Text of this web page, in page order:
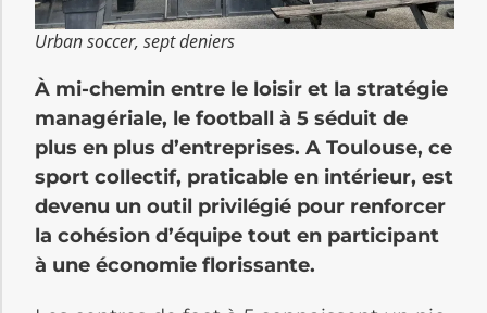
Urban soccer, sept deniers
À mi-chemin entre le loisir et la stratégie
managériale, le football à 5 séduit de
plus en plus d’entreprises. A Toulouse, ce
sport collectif, praticable en intérieur, est
devenu un outil privilégié pour renforcer
la cohésion d’équipe tout en participant
à une économie florissante.